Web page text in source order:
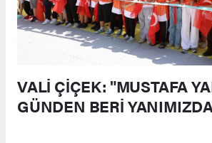
VALİ ÇİÇEK: "MUSTAFA
GÜNDEN BERİ